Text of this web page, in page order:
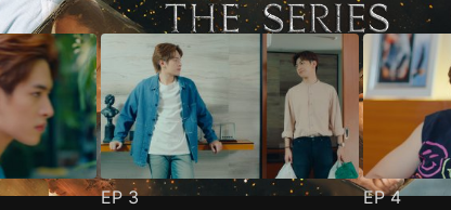
EP3 EP4